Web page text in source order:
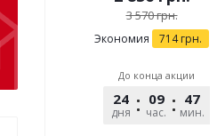
3 570грн.
Экономия 714грн.
До конца акции
24
дня
09
час.
47
мин.